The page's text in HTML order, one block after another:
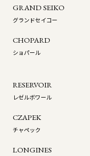
GRAND SEIKO
グランドセイコー
CHOPARD
ショパール
RESERVOIR
レゼルボワール
CZAPEK
チャペック
LONGINES